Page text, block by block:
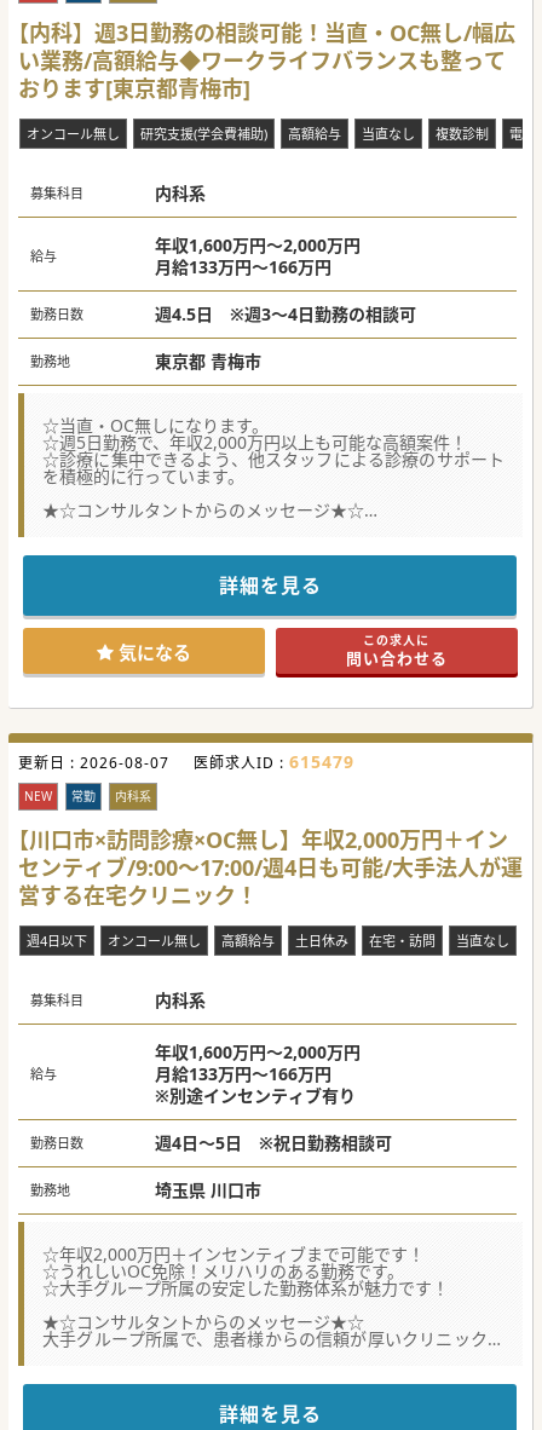
【内科】週3日勤務の相談可能！当直・OC無し/幅広
い業務/高額給与◆ワークライフバランスも整って
おります[東京都青梅市]
オンコール無し 研究支援(学会費補助) 高額給与 当直なし 複数診制 電子
募集科目 内科系
給与
年収1,600万円～2,000万円
月給133万円～166万円
勤務日数 週4.5日 ※週3～4日勤務の相談可
勤務地 東京都 青梅市
☆当直・OC無しになります。
☆週5日勤務で、年収2,000万円以上も可能な高額案件！
☆診療に集中できるよう、他スタッフによる診療のサポート
を積極的に行っています。
★☆コンサルタントからのメッセージ★☆
半世紀以上に渡って、地域に密着した医療を提供してきまし
ドクターが働きやすい環境作りに力を入れており、当直や休
日の対応がありません。
患者様の来院が多い日中に、医師が診療に専念できるような
体制が整えられています。
JR中央線の快特のご利用で、都内からも通いやすく、実際に
都内から通勤されている先生もいらっしゃいます。
原則週4.5日勤務となりますが、週3～4日勤務の相談も可能
です。また、子育て中の先生には短時間勤務も相談可能にな
医師体制は、常勤医師6名、非常勤医師2名です。
#秋入職可
詳細を見る
気になる この求人に
問い合わせる
更新日 : 2026-08-07 医師求人ID : 615479
NEW 常勤 内科系
【川口市×訪問診療×OC無し】年収2,000万円＋イン
センティブ/9:00～17:00/週4日も可能/大手法人が運
営する在宅クリニック！
週4日以下 オンコール無し 高額給与 土日休み 在宅・訪問 当直なし
募集科目 内科系
給与
年収1,600万円～2,000万円
月給133万円～166万円
※別途インセンティブ有り
勤務日数 週4日～5日 ※祝日勤務相談可
勤務地 埼玉県 川口市
☆年収2,000万円＋インセンティブまで可能です！
☆うれしいOC免除！メリハリのある勤務です。
☆大手グループ所属の安定した勤務体系が魅力です！
★☆コンサルタントからのメッセージ★☆
大手グループ所属で、患者様からの信頼が厚いクリニックで
す。
です♪
ワークライフバランスと高額年収をお求めの先生は、是非お
詳細を見る